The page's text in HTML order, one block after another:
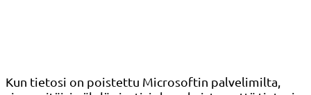
Kun tietosi on poistettu Microsoftin palvelimilta,